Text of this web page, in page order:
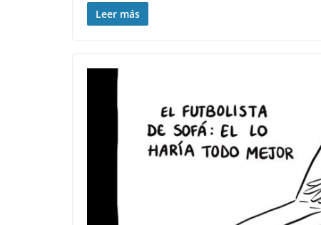
Leer más